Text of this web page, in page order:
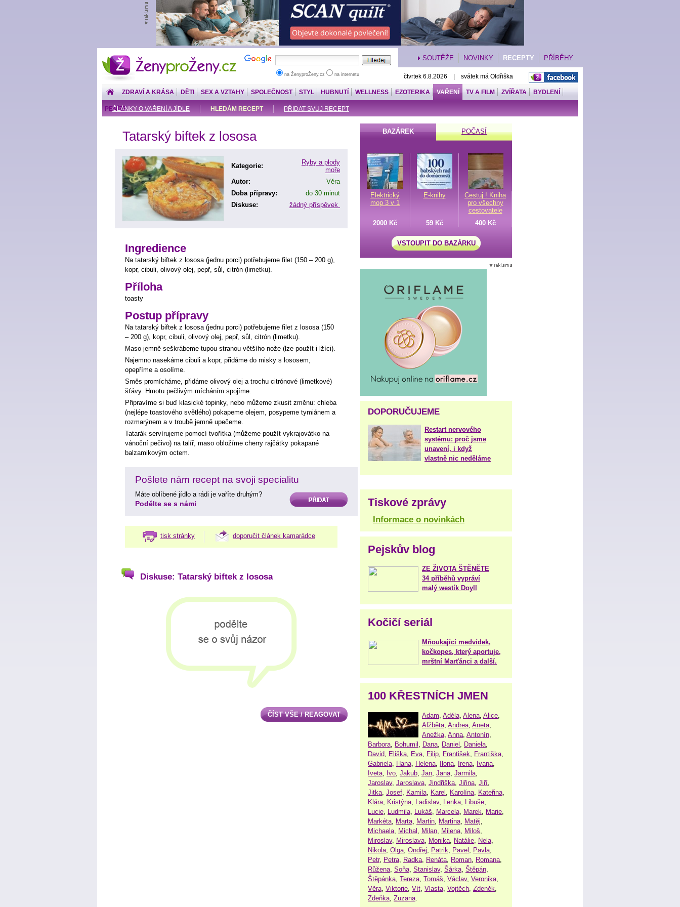
ŽenyproŽeny.cz
na ŽenyproŽeny.cz na internetu
SOUTĚŽE NOVINKY RECEPTY PŘÍBĚHY
čtvrtek 6.8.2026 | svátek má Oldřiška
ZDRAVÍ A KRÁSA DĚTI SEX A VZTAHY SPOLEČNOST STYL HUBNUTÍ WELLNESS EZOTERIKA VAŘENÍ
ČLÁNKY O VAŘENÍ A JÍDLE HLEDÁM RECEPT PŘIDAT SVŮJ RECEPT
TV A FILM ZVÍŘATA BYDLENÍ
PENÍZE
Tatarský biftek z lososa
Kategorie:
Ryby a plody
moře
Autor:
Věra
Doba přípravy:
do 30 minut
Diskuse:
žádný příspěvek
Ingredience
Na tatarský biftek z lososa (jednu porci) potřebujeme filet (150 – 200 g),
kopr, cibuli, olivový olej, pepř, sůl, citrón (limetku).
Příloha
toasty
Postup přípravy
Na tatarský biftek z lososa (jednu porci) potřebujeme filet z lososa (150
– 200 g), kopr, cibuli, olivový olej, pepř, sůl, citrón (limetku).
Maso jemně seškrábeme tupou stranou většího nože (lze použít i lžíci).
Najemno nasekáme cibuli a kopr, přidáme do misky s lososem,
opepříme a osolíme.
Směs promícháme, přidáme olivový olej a trochu citrónové (limetkové)
šťávy. Hmotu pečlivým mícháním spojíme.
Připravíme si buď klasické topinky, nebo můžeme zkusit změnu: chleba
(nejlépe toastového světlého) pokapeme olejem, posypeme tymiánem a
rozmarýnem a v troubě jemně upečeme.
Tatarák servírujeme pomocí tvořítka (můžeme použít vykrajovátko na
vánoční pečivo) na talíř, maso obložíme cherry rajčátky pokapané
balzamikovým octem.
Pošlete nám recept na svoji specialitu
PŘIDAT
Máte oblíbené jídlo a rádi je vaříte druhým?
Podělte se s námi
tisk stránky doporučit článek kamarádce
Diskuse: Tatarský biftek z lososa
ČÍST VŠE / REAGOVAT
BAZÁREK POČASÍ
Elektrický
mop 3 v 1
E-knihy
Cestuj ! Kniha
pro všechny
cestovatele
2000 Kč
59 Kč 400 Kč
VSTOUPIT DO BAZÁRKU
DOPORUČUJEME
Restart nervového
systému: proč jsme
unavení, i když
vlastně nic neděláme
Tiskové zprávy
Informace o novinkách
Pejskův blog
ZE ŽIVOTA ŠTĚNĚTE
34 příběhů vypráví
malý westík Doyll
Kočičí seriál
Mňoukající medvídek,
kočkopes, který aportuje,
mrštní Marťánci a další.
100 KŘESTNÍCH JMEN
Adam Adéla Alena Alice
Alžběta Andrea Aneta
Anežka Anna Antonín
Barbora Bohumil Dana Daniel Daniela
David Eliška Eva Filip František Františka
Gabriela Hana Helena Ilona Irena Ivana
Iveta Ivo Jakub Jan Jana Jarmila
Jaroslav, Jaroslava Jindřiška Jiřina Jiří
Jitka Josef Kamila Karel Karolína Kateřina
Klára Kristýna Ladislav, Lenka Libuše
Lucie Ludmila Lukáš Marcela Marek Marie
Markéta Marta Martin Martina Matěj
Michaela Michal Milan Milena Miloš
Miroslav, Miroslava Monika Natálie Nela
Nikola Olga Ondřej Patrik Pavel Pavla
Petr, Petra Radka Renáta Roman Romana
Růžena Soňa Stanislav, Šárka Štěpán
Štěpánka Tereza Tomáš Václav, Veronika
Věra Viktorie Vít Vlasta Vojtěch Zdeněk
Zdeňka Zuzana